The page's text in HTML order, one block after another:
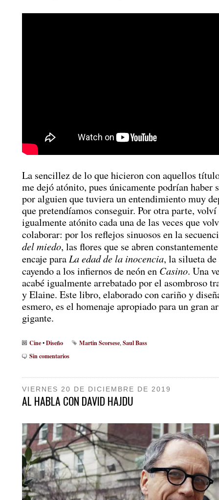
La sencillez de lo que hicieron con aquellos
me dejó atónito, pues únicamente podrían haber
por alguien que tuviera un entendimiento muy
que pretendíamos conseguir. Por otra parte, volví
igualmente atónito cada una de las veces que
colaborar: por los reflejos sinuosos en la
del miedo, las flores que se abren
encaje para La edad de la inocencia, la silueta
cayendo a los infiernos de neón en Casino. Una
acabé igualmente arrebatado por el asombroso
y Elaine. Este libro, elaborado con cariño y
esmero, es el homenaje apropiado para un gran
gigante.
Cine•Diseño Martin Scorsese, Saul Bass
Sin comentarios
VIERNES 20 DE DICIEMBRE DE 2019
AL HABLA CON DAVID HAJDU